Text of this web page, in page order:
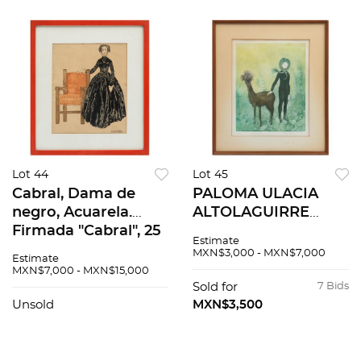
Lot 44
Cabral, Dama de
negro, Acuarela.
Firmada "Cabral", 25
Estimate
MXN$7,000 - MXN$15,000
Unsold
Lot 45
PALOMA ULACIA
ALTOLAGUIRRE
1957 - ), Soledades
firmado y fechado
76. 28/100, 36 x 28.5
Estimate
MXN$3,000 - MXN$7,000
7 Bids
Sold for
MXN$3,500